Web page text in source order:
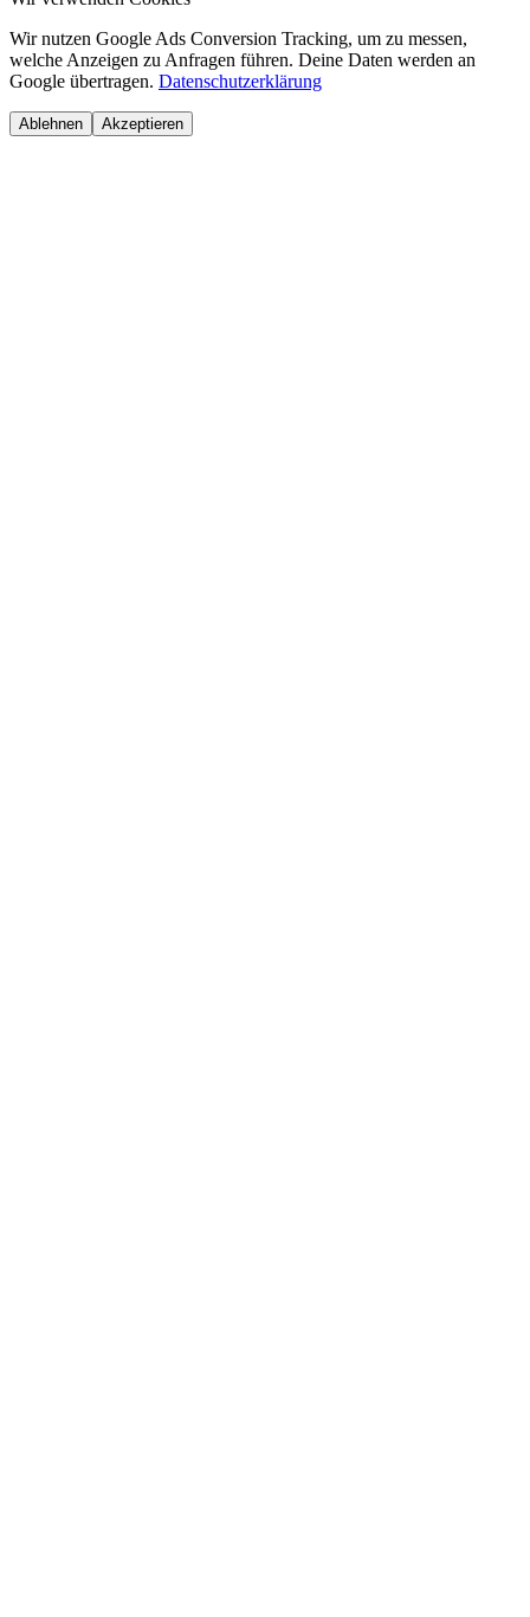
Wir nutzen Google Ads Conversion Tracking, um zu messen,
welche Anzeigen zu Anfragen führen. Deine Daten werden an
Google übertragen. Datenschutzerklärung
Ablehnen Akzeptieren